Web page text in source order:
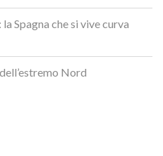
Spagna che si vive curva
Nord